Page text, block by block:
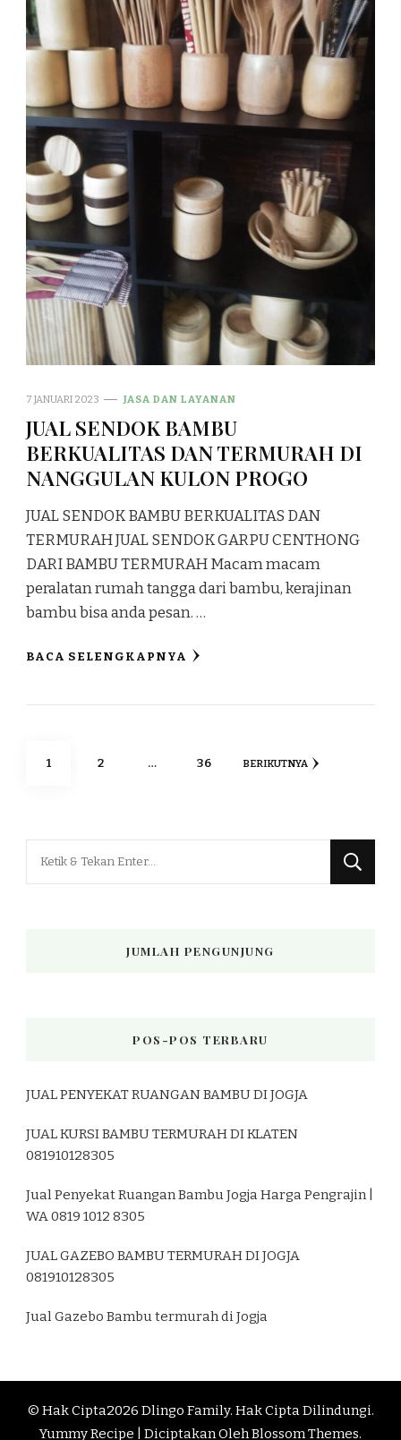
7 JANUARI 2023 JASA DAN LAYANAN
JUAL SENDOK BAMBU
BERKUALITAS DAN TERMURAH DI
NANGGULAN KULON PROGO
JUAL SENDOK BAMBU BERKUALITAS DAN
TERMURAH JUAL SENDOK GARPU CENTHONG
DARI BAMBU TERMURAH Macam macam
peralatan rumah tangga dari bambu, kerajinan
bambu bisa anda pesan. …
BACA SELENGKAPNYA
Paginasi
HALAMAN
1 HALAMAN
2 … HALAMAN
36 BERIKUTNYA
JUMLAH PENGUNJUNG
POS-POS TERBARU
JUAL PENYEKAT RUANGAN BAMBU DI JOGJA
JUAL KURSI BAMBU TERMURAH DI KLATEN
081910128305
Jual Penyekat Ruangan Bambu Jogja Harga Pengrajin |
WA 0819 1012 8305
JUAL GAZEBO BAMBU TERMURAH DI JOGJA
081910128305
Jual Gazebo Bambu termurah di Jogja
© Hak Cipta2026 Dlingo Family. Hak Cipta Dilindungi.
Yummy Recipe | Diciptakan OlehBlossom Themes.